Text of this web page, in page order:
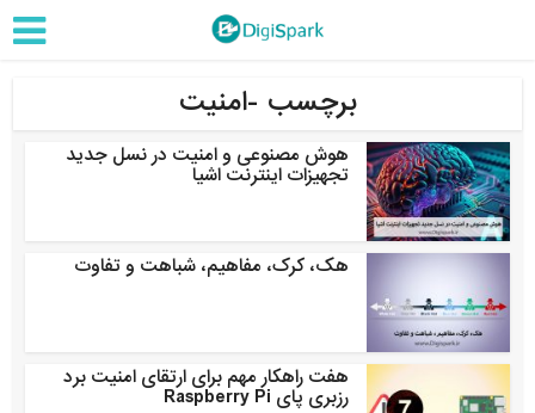
برچسب -امنیت
هوش مصنوعی و امنیت در نسل جدید
تجهیزات اینترنت اشیا
هک، کرک، مفاهیم، شباهت و تفاوت
هفت راهکار مهم برای ارتقای امنیت برد
رزبری پای Raspberry Pi